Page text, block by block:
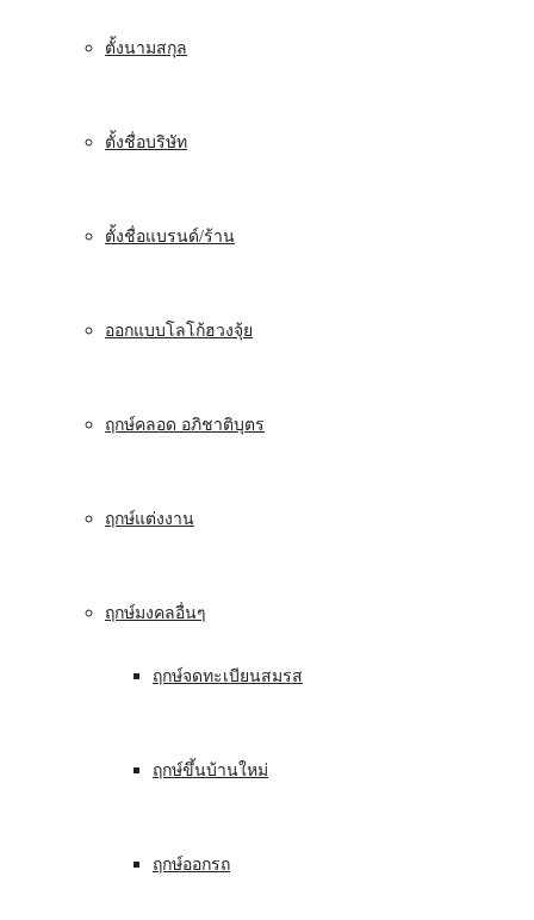
ตั้งนามสกุล
ตั้งชื่อบริษัท
ตั้งชื่อแบรนด์/ร้าน
ออกแบบโลโก้ฮวงจุ้ย
ฤกษ์คลอด อภิชาติบุตร
ฤกษ์แต่งงาน
ฤกษ์มงคลอื่นๆ
ฤกษ์จดทะเบียนสมรส
ฤกษ์ขึ้นบ้านใหม่
ฤกษ์ออกรถ